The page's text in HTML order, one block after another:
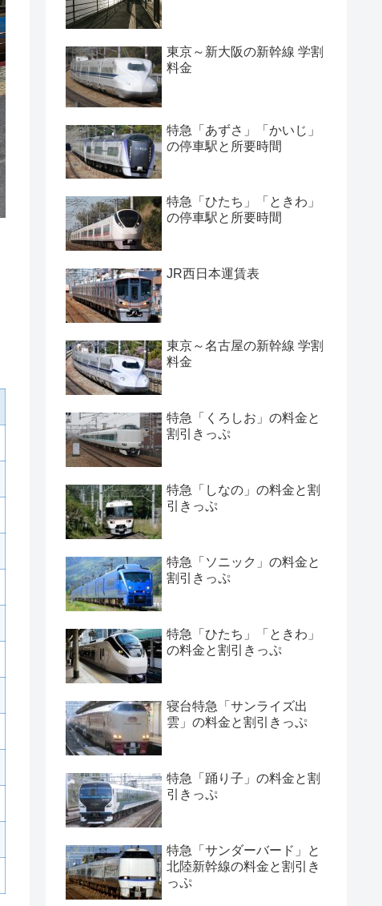
東京～新大阪の新幹線 学割
料金
特急「あずさ」「かいじ」
の停車駅と所要時間
特急「ひたち」「ときわ」
の停車駅と所要時間
JR西日本運賃表
東京～名古屋の新幹線 学割
料金
特急「くろしお」の料金と
割引きっぷ
特急「しなの」の料金と割
引きっぷ
特急「ソニック」の料金と
割引きっぷ
特急「ひたち」「ときわ」
の料金と割引きっぷ
寝台特急「サンライズ出
雲」の料金と割引きっぷ
特急「踊り子」の料金と割
引きっぷ
特急「サンダーバード」と
北陸新幹線の料金と割引き
っぷ